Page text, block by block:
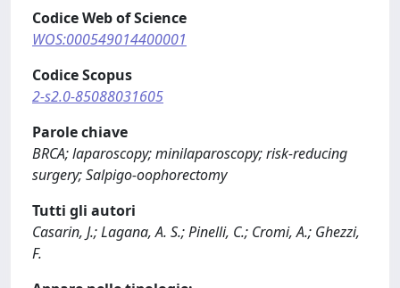
Codice Web of Science
WOS:000549014400001
Codice Scopus
2-s2.0-85088031605
Parole chiave
BRCA; laparoscopy; minilaparoscopy; risk-reducing
surgery; Salpigo-oophorectomy
Tutti gli autori
Casarin, J.; Lagana, A. S.; Pinelli, C.; Cromi, A.; Ghezzi,
F.